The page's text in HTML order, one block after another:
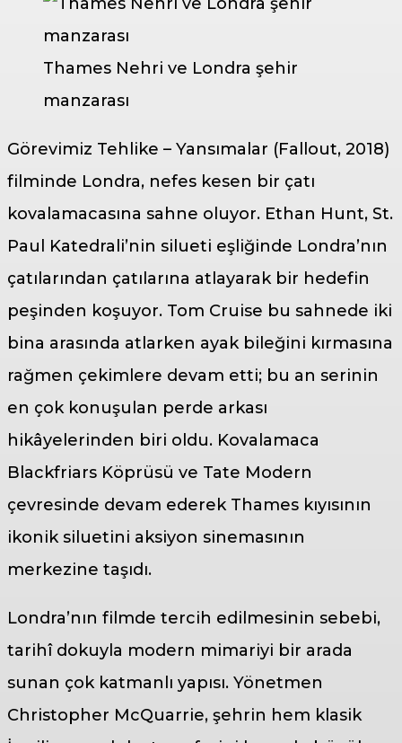
Thames Nehri ve Londra şehir
manzarası
Görevimiz Tehlike – Yansımalar (Fallout, 2018)
filminde Londra, nefes kesen bir çatı
kovalamacasına sahne oluyor. Ethan Hunt, St.
Paul Katedrali’nin silueti eşliğinde Londra’nın
çatılarından çatılarına atlayarak bir hedefin
peşinden koşuyor. Tom Cruise bu sahnede iki
bina arasında atlarken ayak bileğini kırmasına
rağmen çekimlere devam etti; bu an serinin
en çok konuşulan perde arkası
hikâyelerinden biri oldu. Kovalamaca
Blackfriars Köprüsü ve Tate Modern
çevresinde devam ederek Thames kıyısının
ikonik siluetini aksiyon sinemasının
merkezine taşıdı.
Londra’nın filmde tercih edilmesinin sebebi,
tarihî dokuyla modern mimariyi bir arada
sunan çok katmanlı yapısı. Yönetmen
Christopher McQuarrie, şehrin hem klasik